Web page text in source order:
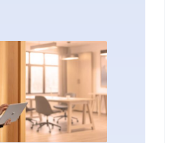
накопителя
(Gen 4 SSD):
256 ГБ, 512
ГБ или 1 ТБ